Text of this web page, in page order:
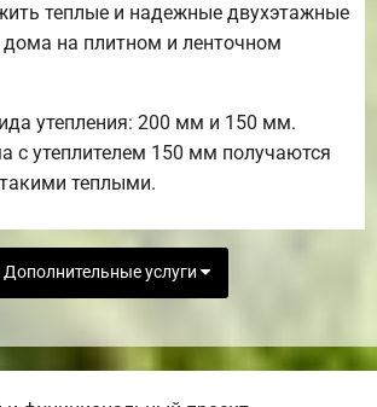
теплые и надежные двухэтажные
на плитном и ленточном
утепления: 200 мм и 150 мм.
с утеплителем 150 мм получаются
теплыми.
Дополнительные услуги